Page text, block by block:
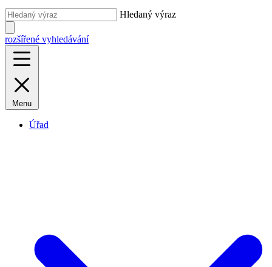
Hledaný výraz
rozšířené vyhledávání
Menu
Úřad